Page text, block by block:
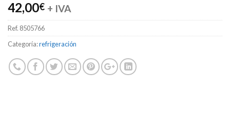
42,00€ + IVA
Ref. 8505766
Categoría:refrigeración